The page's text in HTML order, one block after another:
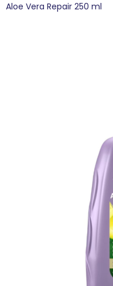
Aloe Vera Repair 250 ml